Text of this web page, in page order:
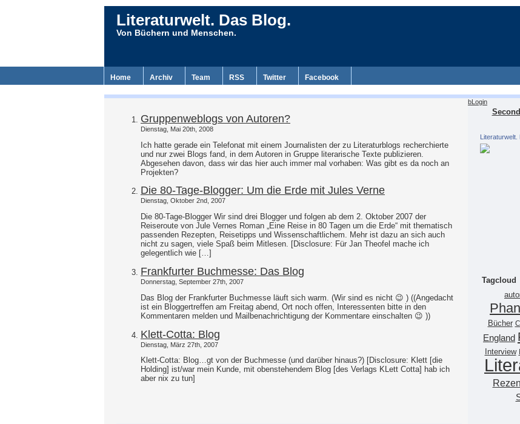
Literaturwelt. Das Blog.
Von Büchern und Menschen.
Home Archiv Team RSS Twitter Facebook
Gruppenweblogs von Autoren?
Dienstag, Mai 20th, 2008
Ich hatte gerade ein Telefonat mit einem Journalisten der zu Literaturblogs recherchierte
und nur zwei Blogs fand, in dem Autoren in Gruppe literarische Texte publizieren.
Abgesehen davon, dass wir das hier auch immer mal vorhaben: Was gibt es da noch an
Projekten?
Die 80-Tage-Blogger: Um die Erde mit Jules Verne
Dienstag, Oktober 2nd, 2007
Die 80-Tage-Blogger Wir sind drei Blogger und folgen ab dem 2. Oktober 2007 der
Reiseroute von Jule Vernes Roman „Eine Reise in 80 Tagen um die Erde“ mit thematisch
passenden Rezepten, Reisetipps und Wissenschaftlichem. Mehr ist dazu an sich auch
nicht zu sagen, viele Spaß beim Mitlesen. [Disclosure: Für Jan Theofel mache ich
gelegentlich wie […]
Frankfurter Buchmesse: Das Blog
Donnerstag, September 27th, 2007
Das Blog der Frankfurter Buchmesse läuft sich warm. (Wir sind es nicht 😉 ) ((Angedacht
ist ein Bloggertreffen am Freitag abend, Ort noch offen, Interessenten bitte in den
Kommentaren melden und Mailbenachrichtigung der Kommentare einschalten 😉 ))
Klett-Cotta: Blog
Dienstag, März 27th, 2007
Klett-Cotta: Blog…gt von der Buchmesse (und darüber hinaus?) [Disclosure: Klett [die
Holding] ist/war mein Kunde, mit obenstehendem Blog [des Verlags KLett Cotta] hab ich
aber nix zu tun]
bLogin
Literaturwelt.
Tagcloud
Bücher
England
Interview